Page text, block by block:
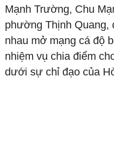
Mạnh Trường, Chu
phường Thịnh
nhau mở mạng cá độ
nhiệm vụ chia điểm
dưới sự chỉ đạo của